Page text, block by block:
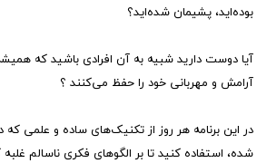
بوده‌اید، پشیمان شده‌اید؟
آیا دوست دارید شبیه به آن افرادی باشید که
آرامش و مهربانی خود را حفظ می‌کنند ؟
در این برنامه هر روز از تکنیک‌های ساده و علمی که
شده، استفاده کنید تا بر الگوهای فکری ناسالم غلبه